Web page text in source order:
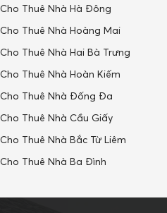
Cho Thuê Nhà Hà Đông
Cho Thuê Nhà Hoàng Mai
Cho Thuê Nhà Hai Bà Trưng
Cho Thuê Nhà Hoàn Kiếm
Cho Thuê Nhà Đống Đa
Cho Thuê Nhà Cầu Giấy
Cho Thuê Nhà Bắc Từ Liêm
Cho Thuê Nhà Ba Đình